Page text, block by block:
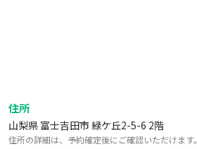
住所
山梨県 富士吉田市 緑ケ丘2-5-6 2階
住所の詳細は、予約確定後にご確認いただけます。